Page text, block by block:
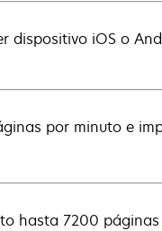
dispositivo iOS o
por minuto e
hasta 7200